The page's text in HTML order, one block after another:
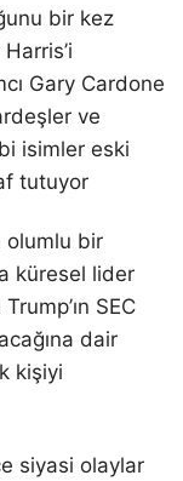
bir kez
Gary Cardone
ve
isimler eski
tutuyor
olumlu bir
küresel lider
SEC
dair
kişiyi
siyasi olaylar